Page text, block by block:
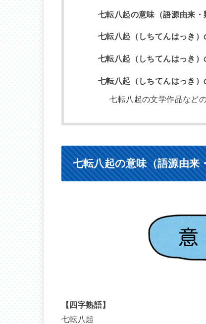
七転八起の意味（語源由来・
七転八起（しちてんはっき）
七転八起（しちてんはっき）
七転八起（しちてんはっき）
七転八起の文学作品など
七転八起の意味（語源由来
【四字熟語】
七転八起